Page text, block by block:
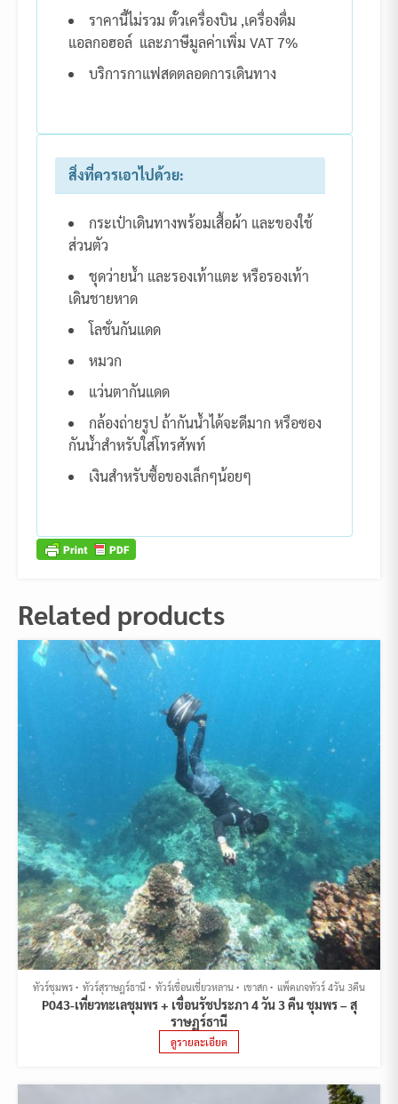
ราคานี้ไม่รวม ตั๋วเครื่องบิน ,เครื่องดื่ม
แอลกอฮอล์ และภาษีมูลค่าเพิ่ม VAT 7%
บริการกาแฟสดตลอดการเดินทาง
สิ่งที่ควรเอาไปด้วย:
กระเป๋าเดินทางพร้อมเสื้อผ้า และของใช้
ส่วนตัว
ชุดว่ายน้ำ และรองเท้าแตะ หรือรองเท้า
เดินชายหาด
โลชั่นกันแดด
หมวก
แว่นตากันแดด
กล้องถ่ายรูป ถ้ากันน้ำได้จะดีมาก หรือซอง
กันน้ำสำหรับใส่โทรศัพท์
เงินสำหรับซื้อของเล็กๆน้อยๆ
Related products
ทัวร์ชุมพร ทัวร์สุราษฎร์ธานี ทัวร์เขื่อนเชี่ยวหลาน เขาสก แพ็คเกจทัวร์ 4วัน 3คืน
P043-เที่ยวทะเลชุมพร + เขื่อนรัชประภา 4 วัน 3 คืน ชุมพร – สุ
ราษฏร์ธานี
ดูรายละเอียด